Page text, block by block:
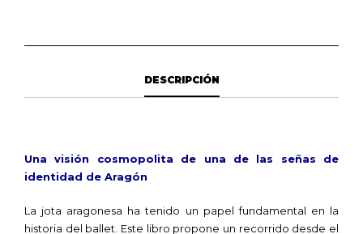
DESCRIPCIÓN
Una visión cosmopolita de una de las señas de
identidad de Aragón
La jota aragonesa ha tenido un papel fundamental en la
historia del ballet. Este libro propone un recorrido desde el